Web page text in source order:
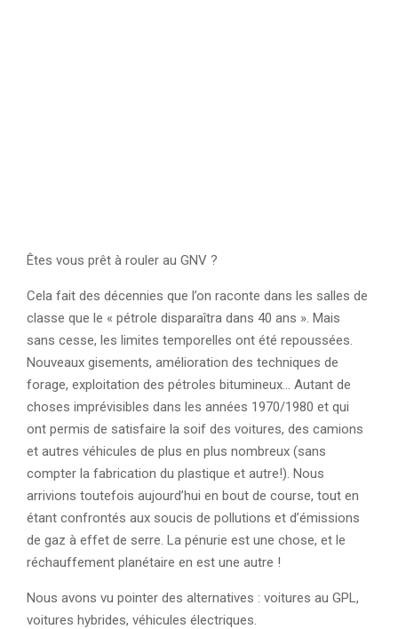
Êtes vous prêt à rouler au GNV ?
Cela fait des décennies que l’on raconte dans les salles de
classe que le « pétrole disparaîtra dans 40 ans ». Mais
sans cesse, les limites temporelles ont été repoussées.
Nouveaux gisements, amélioration des techniques de
forage, exploitation des pétroles bitumineux… Autant de
choses imprévisibles dans les années 1970/1980 et qui
ont permis de satisfaire la soif des voitures, des camions
et autres véhicules de plus en plus nombreux (sans
compter la fabrication du plastique et autre!). Nous
arrivions toutefois aujourd’hui en bout de course, tout en
étant confrontés aux soucis de pollutions et d’émissions
de gaz à effet de serre. La pénurie est une chose, et le
réchauffement planétaire en est une autre !
Nous avons vu pointer des alternatives : voitures au GPL,
voitures hybrides, véhicules électriques.